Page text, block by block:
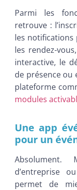
Parmi les
retrouve :
les notifications
les rendez-
interactive, le
de présence ou
plateforme
modules
Une app
pour un
Absolument.
d’entreprise
permet de